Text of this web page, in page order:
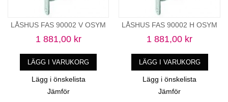
LÅSHUS FAS 90002 V OSYM
1 881,00 kr
LÄGG I VARUKORG
Lägg i önskelista
Jämför
LÅSHUS FAS 90002 H OSYM
1 881,00 kr
LÄGG I VARUKORG
Lägg i önskelista
Jämför